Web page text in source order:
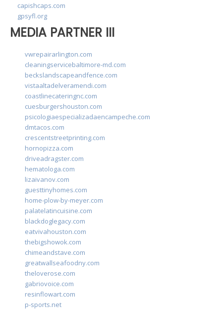
capishcaps.com
gpsyfl.org
MEDIA PARTNER III
vwrepairarlington.com
cleaningservicebaltimore-md.com
beckslandscapeandfence.com
vistaaltadelveramendi.com
coastlinecateringnc.com
cuesburgershouston.com
psicologiaespecializadaencampeche.com
dmtacos.com
crescentstreetprinting.com
hornopizza.com
driveadragster.com
hematologa.com
lizaivanov.com
guesttinyhomes.com
home-plow-by-meyer.com
palatelatincuisine.com
blackdoglegacy.com
eatvivahouston.com
thebigshowok.com
chimeandstave.com
greatwallseafoodny.com
theloverose.com
gabriovoice.com
resinflowart.com
p-sports.net